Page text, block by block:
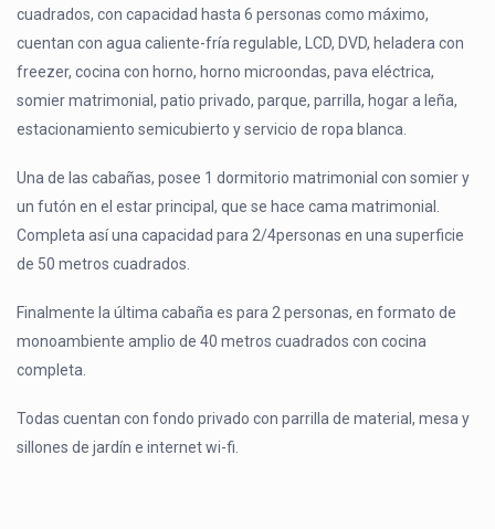
cuadrados, con capacidad hasta 6 personas como máximo,
cuentan con agua caliente-fría regulable, LCD, DVD, heladera con
freezer, cocina con horno, horno microondas, pava eléctrica,
somier matrimonial, patio privado, parque, parrilla, hogar a leña,
estacionamiento semicubierto y servicio de ropa blanca.
Una de las cabañas, posee 1 dormitorio matrimonial con somier y
un futón en el estar principal, que se hace cama matrimonial.
Completa así una capacidad para 2/4personas en una superficie
de 50 metros cuadrados.
Finalmente la última cabaña es para 2 personas, en formato de
monoambiente amplio de 40 metros cuadrados con cocina
completa.
Todas cuentan con fondo privado con parrilla de material, mesa y
sillones de jardín e internet wi-fi.